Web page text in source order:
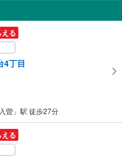
丁目
る
4丁目
曽」駅 徒歩27分
る